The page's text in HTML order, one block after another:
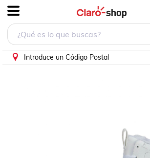
Introduce un Código Postal